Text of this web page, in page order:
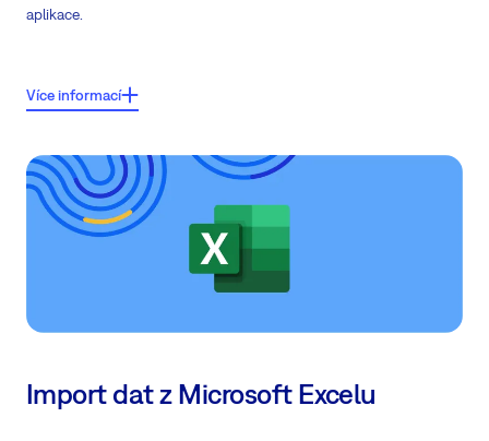
aplikace.
Automatické mapování uživatelů s možností manuálního mapování
Jednoduchénastavení importu
Každý projekt musí být přesunut samostatně (1 projekt = 1 soubor)
Více informací
Import dat z Microsoft Excelu